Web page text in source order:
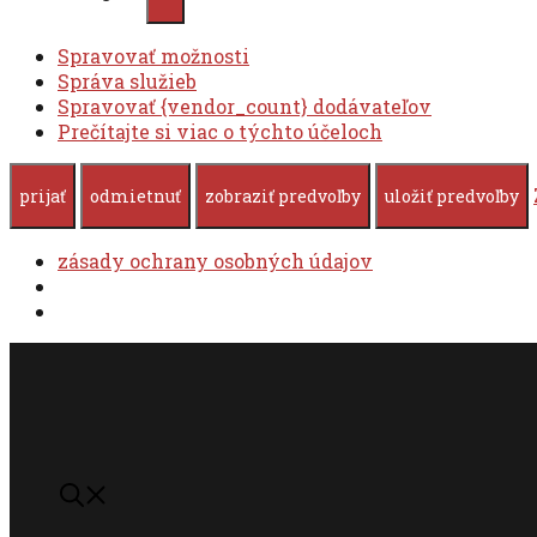
Spravovať možnosti
Správa služieb
Spravovať {vendor_count} dodávateľov
Prečítajte si viac o týchto účeloch
prijať odmietnuť zobraziť predvoľby uložiť predvoľby
zásady ochrany osobných údajov